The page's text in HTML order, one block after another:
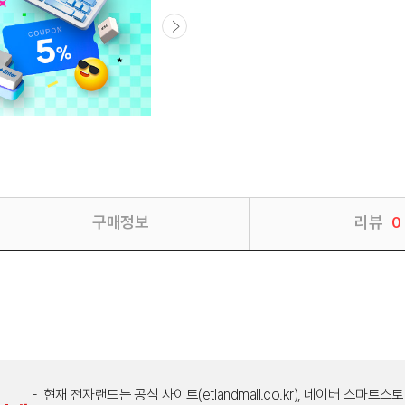
구매정보 리뷰 0
현재 전자랜드는 공식 사이트(etlandmall.co.kr), 네이버 스마트스토